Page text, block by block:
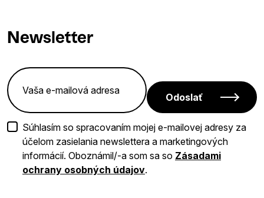
Newsletter
Odoslať
Súhlasím so spracovaním mojej e-mailovej adresy za
účelom zasielania newslettera a marketingových
informácií. Oboznámil/-a som sa so Zásadami
ochrany osobných údajov.